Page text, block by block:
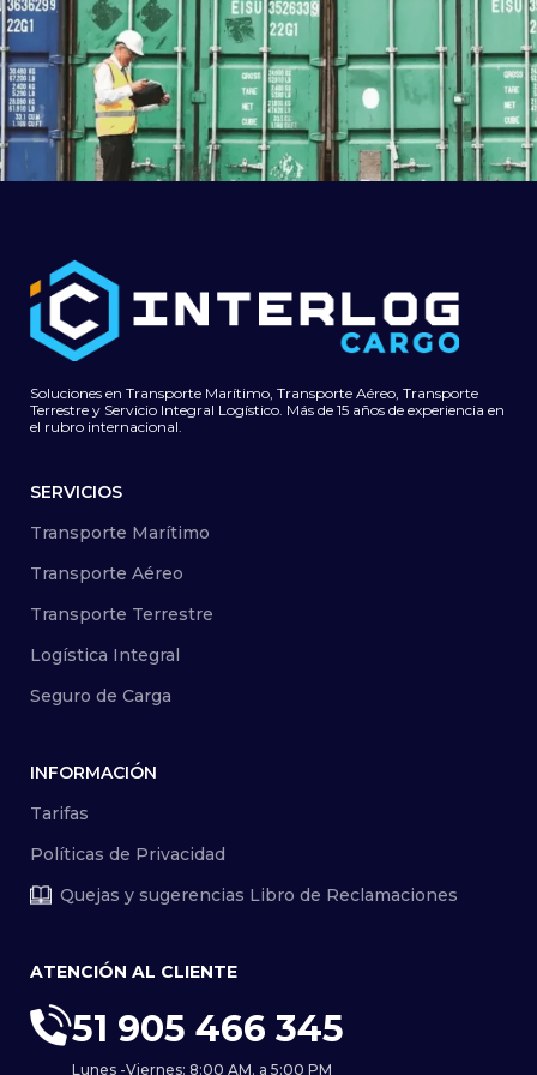
Mar
Transporte de Carga Sobre-dimensionada
y Equipos Especiales para Corea del Sur
Soluciones en Transporte Marítimo, Transporte Aéreo, Transporte
Terrestre y Servicio Integral Logístico. Más de 15 años de experiencia en
el rubro internacional.
SERVICIOS
Transporte Marítimo
Transporte Aéreo
Transporte Terrestre
Logística Integral
Seguro de Carga
INFORMACIÓN
Tarifas
Políticas de Privacidad
Quejas y sugerencias Libro de Reclamaciones
ATENCIÓN AL CLIENTE
51 905 466 345
Lunes -Viernes: 8:00 AM. a 5:00 PM